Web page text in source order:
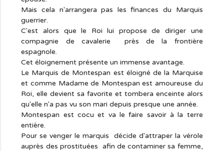
Mais cela n'arrangera pas les finances du Marquis
guerrier.
C'est alors que le Roi lui propose de diriger une
compagnie de cavalerie près de la frontière
espagnole.
Cet éloignement présente un immense avantage.
Le Marquis de Montespan est éloigné de la Marquise
et comme Madame de Montespan est amoureuse du
Roi, elle devient sa favorite et tombera enceinte alors
qu'elle n'a pas vu son mari depuis presque une année.
Montespan est cocu et va le faire savoir à la terre
entière.
Pour se venger le marquis décide d'attraper la vérole
auprès des prostituées afin de contaminer sa femme,